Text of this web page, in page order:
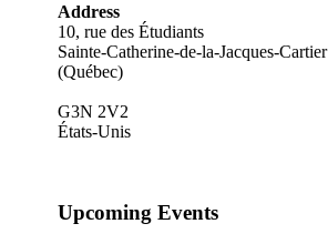
Address
10, rue des Étudiants
Sainte-Catherine-de-la-Jacques-Cartier
(Québec)
G3N 2V2
États-Unis
Upcoming Events